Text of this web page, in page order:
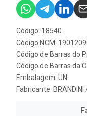
Código: 18540
Código NCM:
Código de Barras do
Código de Barras da
Embalagem: UN
Fabricante: BRANDINI